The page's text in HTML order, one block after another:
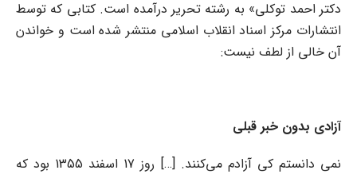
دکتر احمد توکلی» به رشته تحریر درآمده است. کتابی که توسط
انتشارات مرکز اسناد انقلاب اسلامی منتشر شده است و خواندن
آن خالی از لطف نیست:
آزادی بدون خبر قبلی
نمی دانستم کی آزادم می‌کنند. […
] روز 17 اسفند 1355 بود که